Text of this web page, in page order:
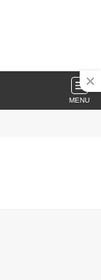
MENU